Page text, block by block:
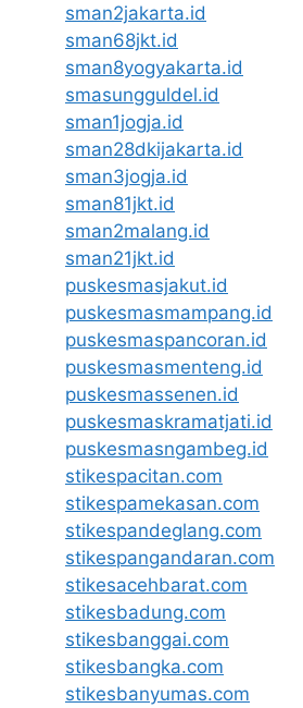
sman2jakarta.id
sman68jkt.id
sman8yogyakarta.id
smasungguldel.id
sman1jogja.id
sman28dkijakarta.id
sman3jogja.id
sman81jkt.id
sman2malang.id
sman21jkt.id
puskesmasjakut.id
puskesmasmampang.id
puskesmaspancoran.id
puskesmasmenteng.id
puskesmassenen.id
puskesmaskramatjati.id
puskesmasngambeg.id
stikespacitan.com
stikespamekasan.com
stikespandeglang.com
stikespangandaran.com
stikesacehbarat.com
stikesbadung.com
stikesbanggai.com
stikesbangka.com
stikesbanyumas.com